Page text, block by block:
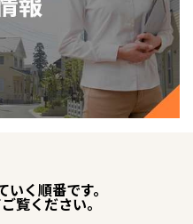
く順番です。
覧ください。